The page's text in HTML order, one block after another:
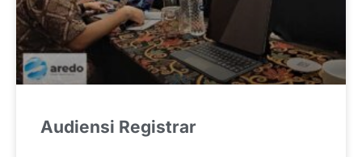
Audiensi Registrar